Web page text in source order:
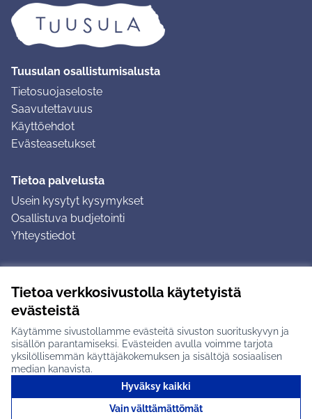
Tietoa verkkosivustolla käytetyistä
evästeistä
Käytämme sivustollamme evästeitä sivuston suorituskyvyn ja
sisällön parantamiseksi. Evästeiden avulla voimme tarjota
yksilöllisemmän käyttäjäkokemuksen ja sisältöjä sosiaalisen
median kanavista.
Hyväksy kaikki
Vain välttämättömät
Tuusulan osallistumisalusta
Tietosuojaseloste
Saavutettavuus
Käyttöehdot
Evästeasetukset
Tietoa palvelusta
Usein kysytyt kysymykset
Osallistuva budjetointi
Yhteystiedot
Ohjeet kirjautumiseen
Ohjeet kommentin jättämiseen
Tuusulan osallistumisalusta X-palvelussa